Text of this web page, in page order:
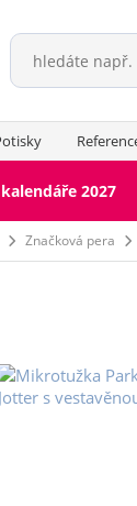
2027
Značková pera